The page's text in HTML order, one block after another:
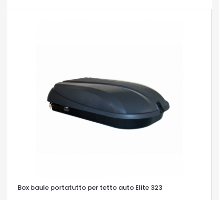
Box baule portatutto per tetto auto Elite 323